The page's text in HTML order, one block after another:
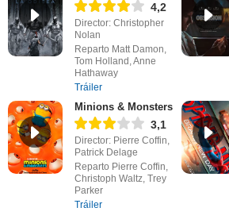
4,2
Director: Christopher
Nolan
Reparto Matt Damon,
Tom Holland, Anne
Hathaway
Tráiler
Minions & Monsters
3,1
Director: Pierre Coffin,
Patrick Delage
Reparto Pierre Coffin,
Christoph Waltz, Trey
Parker
Tráiler